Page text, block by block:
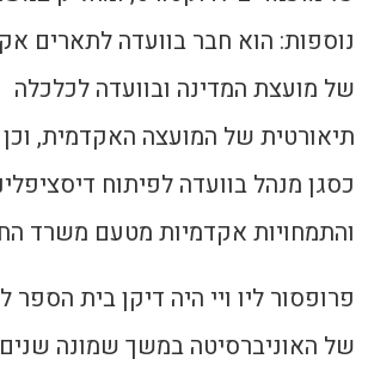
נוספות: הוא חבר בוועדה לתארים
של מועצת המדינה ובוועדה לכלכלה
תיאורטית של המועצה האקדמית,
כסגן מנהל בוועדה לפיתוח
והתמחויות אקדמיות מטעם משרד
פרופסור ליו ויי היה דיקן בית הספר
של האוניברסיטה במשך שמונה